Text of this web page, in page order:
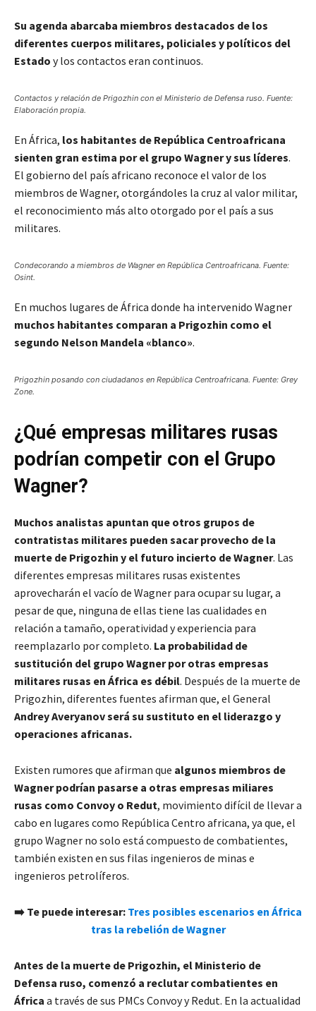
Su agenda abarcaba miembros destacados de los
diferentes cuerpos militares, policiales y políticos del
Estado y los contactos eran continuos.
Contactos y relación de Prigozhin con el Ministerio de Defensa ruso. Fuente:
Elaboración propia.
En África, los habitantes de República Centroafricana
sienten gran estima por el grupo Wagner y sus líderes.
El gobierno del país africano reconoce el valor de los
miembros de Wagner, otorgándoles la cruz al valor militar,
el reconocimiento más alto otorgado por el país a sus
militares.
Condecorando a miembros de Wagner en República Centroafricana. Fuente:
Osint.
En muchos lugares de África donde ha intervenido Wagner
muchos habitantes comparan a Prigozhin como el
segundo Nelson Mandela «blanco».
Prigozhin posando con ciudadanos en República Centroafricana. Fuente: Grey
Zone.
¿Qué empresas militares rusas
podrían competir con el Grupo
Wagner?
Muchos analistas apuntan que otros grupos de
contratistas militares pueden sacar provecho de la
muerte de Prigozhin y el futuro incierto de Wagner. Las
diferentes empresas militares rusas existentes
aprovecharán el vacío de Wagner para ocupar su lugar, a
pesar de que, ninguna de ellas tiene las cualidades en
relación a tamaño, operatividad y experiencia para
reemplazarlo por completo. La probabilidad de
sustitución del grupo Wagner por otras empresas
militares rusas en África es débil. Después de la muerte de
Prigozhin, diferentes fuentes afirman que, el General
Andrey Averyanov será su sustituto en el liderazgo y
operaciones africanas.
Existen rumores que afirman que algunos miembros de
Wagner podrían pasarse a otras empresas miliares
rusas como Convoy o Redut, movimiento difícil de llevar a
cabo en lugares como República Centro africana, ya que, el
grupo Wagner no solo está compuesto de combatientes,
también existen en sus filas ingenieros de minas e
ingenieros petrolíferos.
➡️ Te puede interesar: Tres posibles escenarios en África
tras la rebelión de Wagner
Antes de la muerte de Prigozhin, el Ministerio de
Defensa ruso, comenzó a reclutar combatientes en
África a través de sus PMCs Convoy y Redut. En la actualidad